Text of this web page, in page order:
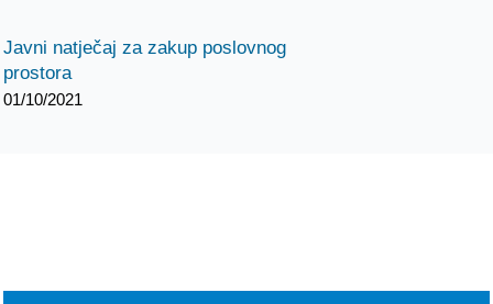
Javni natječaj za zakup poslovnog
prostora
01/10/2021